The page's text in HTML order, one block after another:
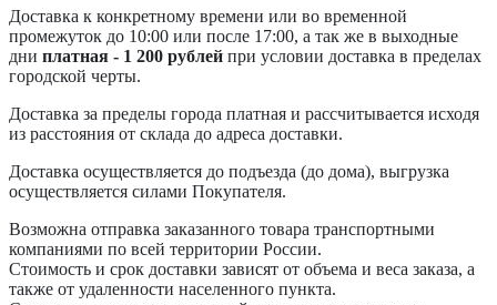
Доставка к конкретному времени или во временной
промежуток до 10:00 или после 17:00, а так же в выходные
дни платная - 1 200 рублей при условии доставка в пределах
городской черты.
Доставка за пределы города платная и рассчитывается исходя
из расстояния от склада до адреса доставки.
Доставка осуществляется до подъезда (до дома), выгрузка
осуществляется силами Покупателя.
Возможна отправка заказанного товара транспортными
компаниями по всей территории России.
Стоимость и срок доставки зависят от объема и веса заказа, а
также от удаленности населенного пункта.